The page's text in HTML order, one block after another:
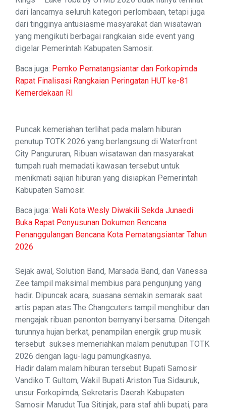
dari lancarnya seluruh kategori perlombaan, tetapi juga
dari tingginya antusiasme masyarakat dan wisatawan
yang mengikuti berbagai rangkaian side event yang
digelar Pemerintah Kabupaten Samosir.
Baca juga: Pemko Pematangsiantar dan Forkopimda
Rapat Finalisasi Rangkaian Peringatan HUT ke-81
Kemerdekaan RI
Puncak kemeriahan terlihat pada malam hiburan
penutup TOTK 2026 yang berlangsung di Waterfront
City Pangururan, Ribuan wisatawan dan masyarakat
tumpah ruah memadati kawasan tersebut untuk
menikmati sajian hiburan yang disiapkan Pemerintah
Kabupaten Samosir.
Baca juga: Wali Kota Wesly Diwakili Sekda Junaedi
Buka Rapat Penyusunan Dokumen Rencana
Penanggulangan Bencana Kota Pematangsiantar Tahun
2026
Sejak awal, Solution Band, Marsada Band, dan Vanessa
Zee tampil maksimal membius para pengunjung yang
hadir. Dipuncak acara, suasana semakin semarak saat
artis papan atas The Changcuters tampil menghibur dan
mengajak ribuan penonton bernyanyi bersama. Ditengah
turunnya hujan berkat, penampilan energik grup musik
tersebut sukses memeriahkan malam penutupan TOTK
2026 dengan lagu-lagu pamungkasnya.
Hadir dalam malam hiburan tersebut Bupati Samosir
Vandiko T. Gultom, Wakil Bupati Ariston Tua Sidauruk,
unsur Forkopimda, Sekretaris Daerah Kabupaten
Samosir Marudut Tua Sitinjak, para staf ahli bupati, para